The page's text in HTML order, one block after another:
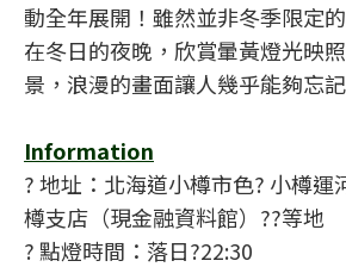
動全年展開！雖然並非冬季限定
在冬日的夜晚，欣賞暈黃燈光映
景，浪漫的畫面讓人幾乎能夠忘記
Information
? 地址：北海道小樽市色? 小樽運
樽支店（現金融資料館）??等地
? 點燈時間：落日?22:30